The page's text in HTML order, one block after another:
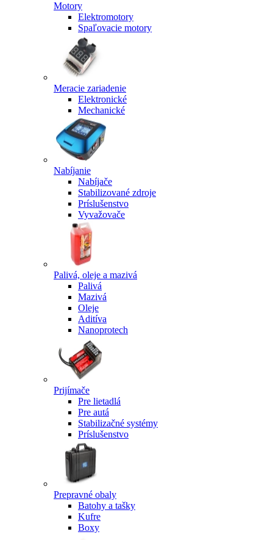
Motory
Elektromotory
Spaľovacie motory
Meracie zariadenie
Elektronické
Mechanické
Nabíjanie
Nabíjače
Stabilizované zdroje
Príslušenstvo
Vyvažovače
Palivá, oleje a mazivá
Palivá
Mazivá
Oleje
Aditíva
Nanoprotech
Prijímače
Pre lietadlá
Pre autá
Stabilizačné systémy
Príslušenstvo
Prepravné obaly
Batohy a tašky
Kufre
Boxy